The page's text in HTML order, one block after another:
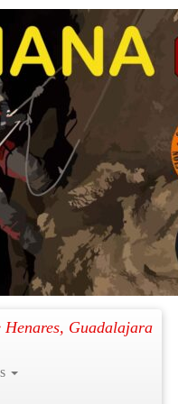
Henares, Guadalajara